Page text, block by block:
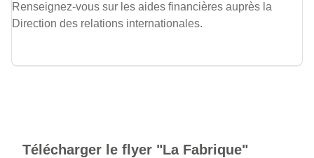
Renseignez-vous sur les aides financières auprès la
Direction des relations internationales.
Télécharger le flyer "La Fabrique"